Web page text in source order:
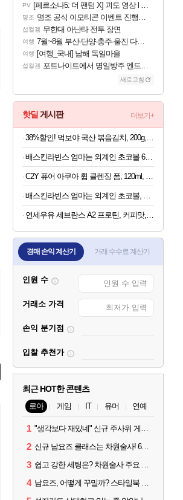
[14]
썬데이가 샤타가 아닌 큰 이유는 경매장 불안정때문일듯
공장: xx님 옴니움 장서 안하셨어요? [11]
ㅇㅂ)진짜 개웃기네 ㅋㅋ [47]
파리바게트 본사에서 연락왔음 [130]
해외겜 AI발 원가 압박, 메인보드값 오르나
리싱크드 리싱크드 1.06 패치노트 (8/5)
해외겜 메모리 3사, 2027년 생산분 완판?
아스오라 아사쿠라 마이 성우 정보 및 주요 필모
PV [페르소나5: 더 팬텀 X] 괴도 영상 l 타카마키 안·댄싱 스타
명조 명조 공식 이모티콘 이벤트 진행해봤습니다! 참여부터 추첨까지????
섭컬겜 무한대 아난타 전투 장면
여행 7월~8월 부산-단양-충주-울진 다녀왔어요~
여행 [여행_국내] 남해 독일마을
섭컬겜 포트나이트에서 명일방주 엔드필드 [펠리카] 판매 예정
새로고침
핫딜 게시판 더보기+
배스킨라빈스 엄마는 외계인 초코볼 6개입 x 2봉지 (1봉지당 4,950원)
연세우유 세브란스 A2 프로틴, 커피맛, 190ml, 16개
경매 손익 계산기 거래 수수료 계산기
인원 수
거래소 가격
손익 분기점
입찰 추천가
최근 HOT한 콘텐츠
로아 게임 IT 유머 연예
1 "생각보다 재밌네" 신규 주사위 게임 티카투카 호평
2 신규 남요즈 클래스는 차원술사! 6월 20일 로아온 썸머 정리
3 쉽고 강한 세팅은? 차원술사 주요 빌드와 스킬 코드
4 남요즈, 어떻게 꾸밀까? 스타일북 인기 차원술사 커스터마이즈